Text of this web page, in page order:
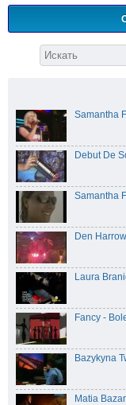
Samantha
Debut De
Samantha
Den
Laura
Fancy -
Bazykyna
Matia